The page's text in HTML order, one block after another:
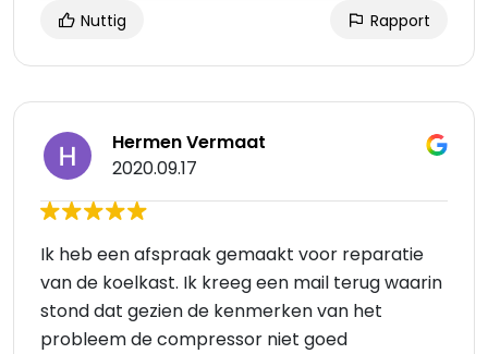
Nuttig Rapport
Hermen Vermaat
2020.09.17
Ik heb een afspraak gemaakt voor reparatie
van de koelkast. Ik kreeg een mail terug waarin
stond dat gezien de kenmerken van het
probleem de compressor niet goed